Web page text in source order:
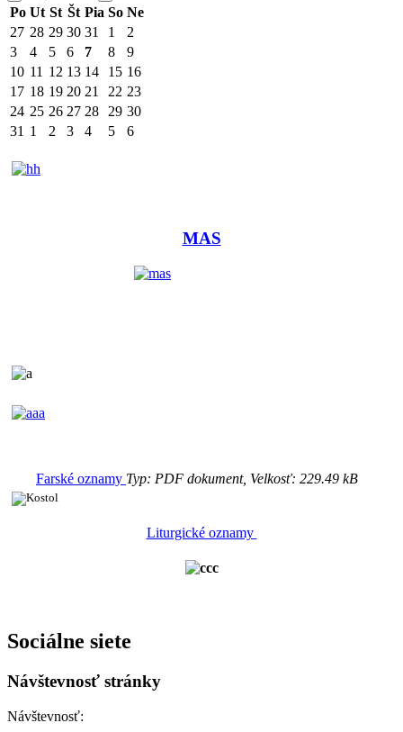
Po Ut St Št Pia So Ne
27 28 29 30 31 1
2
3
4 5 6 7 8
9
10 11 12 13 14 15 16
17 18 19 20 21 22 23
24 25 26 27 28 29 30
31 1 2 3 4 5 6
MAS
Farské oznamy Typ: PDF dokument, Velkosť: 229.49 kB
Liturgické oznamy
Sociálne siete
Návštevnosť stránky
Návštevnosť: